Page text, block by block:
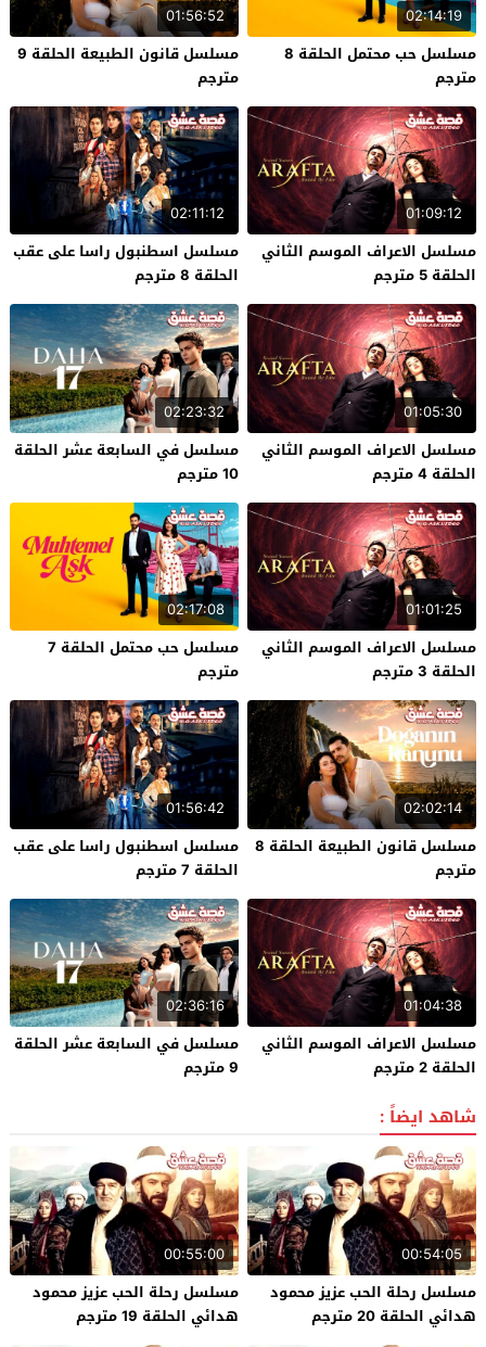
02:14:19
مسلسل حب محتمل الحلقة 8
مترجم
01:56:52
مسلسل قانون الطبيعة الحلقة 9
مترجم
01:09:12
مسلسل الاعراف الموسم الثاني
الحلقة 5 مترجم
02:11:12
مسلسل اسطنبول راسا على عقب
الحلقة 8 مترجم
01:05:30
مسلسل الاعراف الموسم الثاني
الحلقة 4 مترجم
02:23:32
مسلسل في السابعة عشر الحلقة
10 مترجم
01:01:25
مسلسل الاعراف الموسم الثاني
الحلقة 3 مترجم
02:17:08
مسلسل حب محتمل الحلقة 7
مترجم
02:02:14
مسلسل قانون الطبيعة الحلقة 8
مترجم
01:56:42
مسلسل اسطنبول راسا على عقب
الحلقة 7 مترجم
01:04:38
مسلسل الاعراف الموسم الثاني
الحلقة 2 مترجم
02:36:16
مسلسل في السابعة عشر الحلقة
9 مترجم
شاهد ايضاً :
00:54:05
مسلسل رحلة الحب عزيز محمود
هدائي الحلقة 20 مترجم
00:55:00
مسلسل رحلة الحب عزيز محمود
هدائي الحلقة 19 مترجم